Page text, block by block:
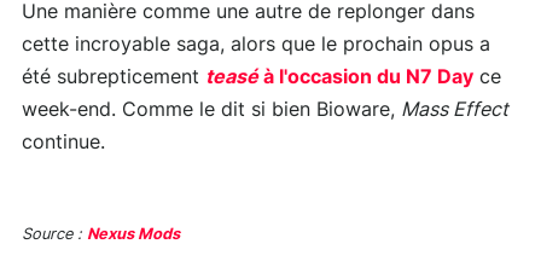
Une manière comme une autre de replonger dans
cette incroyable saga, alors que le prochain opus a
été subrepticement teaséà l'occasion du N7 Day ce
week-end. Comme le dit si bien Bioware, Mass Effect
continue.
Source : Nexus Mods